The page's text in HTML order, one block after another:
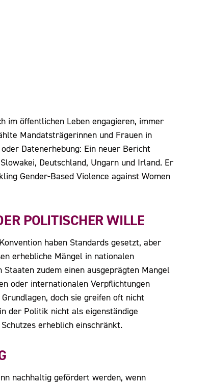
im öffentlichen Leben engagieren, immer
Mandatsträgerinnen und Frauen in
Datenerhebung: Ein neuer Bericht
Deutschland, Ungarn und Irland. Er
Gender-Based Violence against Women
POLITISCHER WILLE
haben Standards gesetzt, aber
erhebliche Mängel in nationalen
zudem einen ausgeprägten Mangel
oder internationalen Verpflichtungen
doch sie greifen oft nicht
der Politik nicht als eigenständige
erheblich einschränkt.
nachhaltig gefördert werden, wenn